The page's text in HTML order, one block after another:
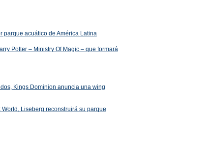
parque acuático de América Latina
Potter – Ministry Of Magic – que formará
Kings Dominion anuncia una wing
Liseberg reconstruirá su parque